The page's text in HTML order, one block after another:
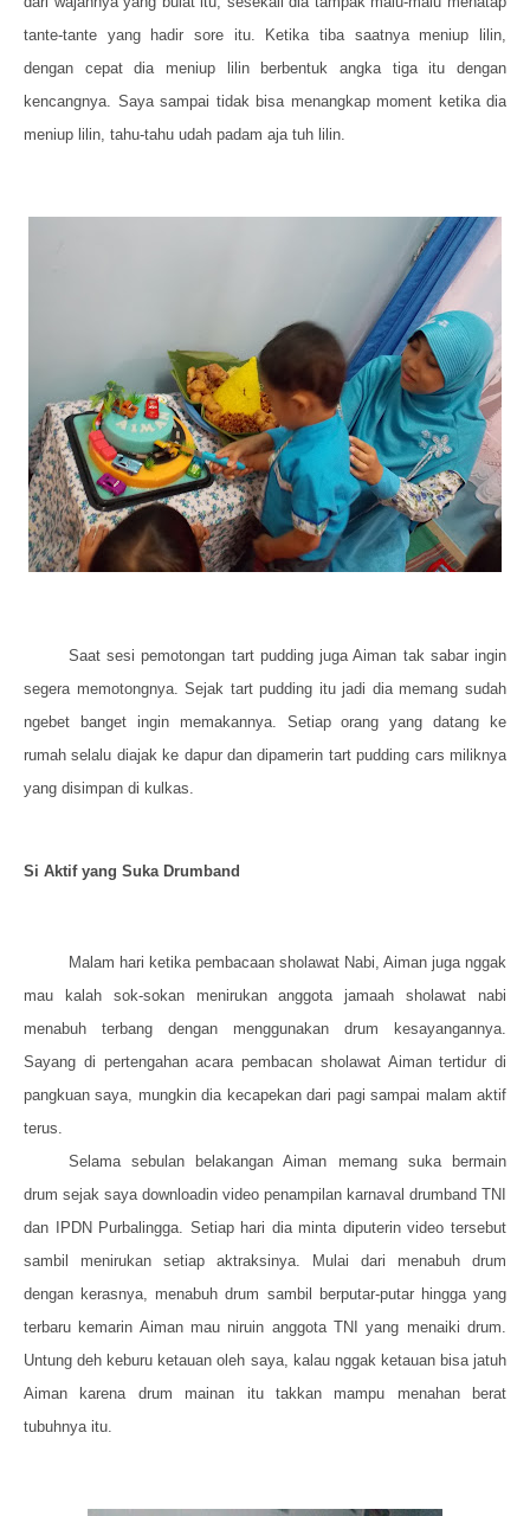
tante-tante yang hadir sore itu. Ketika tiba saatnya meniup lilin,
dengan cepat dia meniup lilin berbentuk angka tiga itu dengan
kencangnya. Saya sampai tidak bisa menangkap moment ketika dia
meniup lilin, tahu-tahu udah padam aja tuh lilin.
Saat sesi pemotongan tart pudding juga Aiman tak sabar ingin
segera memotongnya. Sejak tart pudding itu jadi dia memang sudah
ngebet banget ingin memakannya. Setiap orang yang datang ke
rumah selalu diajak ke dapur dan dipamerin tart pudding cars miliknya
yang disimpan di kulkas.
Si Aktif yang Suka Drumband
Malam hari ketika pembacaan sholawat Nabi, Aiman juga nggak
mau kalah sok-sokan menirukan anggota jamaah sholawat nabi
menabuh terbang dengan menggunakan drum kesayangannya.
Sayang di pertengahan acara pembacan sholawat Aiman tertidur di
pangkuan saya, mungkin dia kecapekan dari pagi sampai malam aktif
terus.
Selama sebulan belakangan Aiman memang suka bermain
drum sejak saya downloadin video penampilan karnaval drumband TNI
dan IPDN Purbalingga. Setiap hari dia minta diputerin video tersebut
sambil menirukan setiap aktraksinya. Mulai dari menabuh drum
dengan kerasnya, menabuh drum sambil berputar-putar hingga yang
terbaru kemarin Aiman mau niruin anggota TNI yang menaiki drum.
Untung deh keburu ketauan oleh saya, kalau nggak ketauan bisa jatuh
Aiman karena drum mainan itu takkan mampu menahan berat
tubuhnya itu.